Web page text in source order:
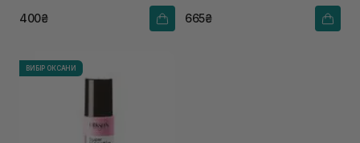
400₴ 665₴
ВИБІР ОКСАНИ